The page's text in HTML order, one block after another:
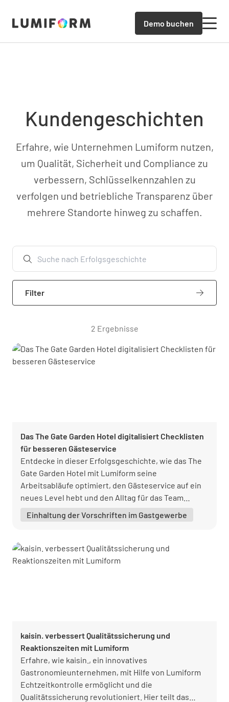
Demo buchen
Kundengeschichten
Erfahre, wie Unternehmen Lumiform nutzen,
um Qualität, Sicherheit und Compliance zu
verbessern, Schlüsselkennzahlen zu
verfolgen und betriebliche Transparenz über
mehrere Standorte hinweg zu schaffen.
Filter
2 Ergebnisse
Das The Gate Garden Hotel digitalisiert Checklisten
für besseren Gästeservice
Entdecke in dieser Erfolgsgeschichte, wie das The
Gate Garden Hotel mit Lumiform seine
Arbeitsabläufe optimiert, den Gästeservice auf ein
neues Level hebt und den Alltag für das Team
Einhaltung der Vorschriften im Gastgewerbe
kaisin. verbessert Qualitätssicherung und
Reaktionszeiten mit Lumiform
Erfahre, wie kaisin., ein innovatives
Gastronomieunternehmen, mit Hilfe von Lumiform
Echtzeitkontrolle ermöglicht und die
Qualitätssicherung revolutioniert. Hier teilt das